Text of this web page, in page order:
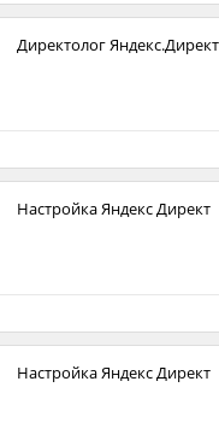
Директолог
Настройка Яндекс Директ
Настройка Яндекс Директ